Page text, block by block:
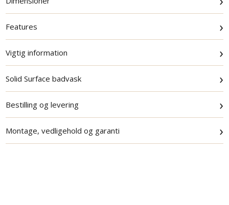
Features ›
Vigtig information ›
Solid Surface badvask ›
Bestilling og levering ›
Montage, vedligehold og garanti ›